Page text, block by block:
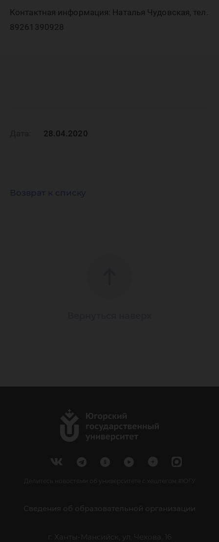
Контактная информация: Наталья Чудовская, тел.
89261390928
28.04.2020
Возврат к списку
Делитесь новостями об университете с хештегом #ЮГУ
Сведения об образовательной организации
г. Ханты-Мансийск, ул. Чехова, 16